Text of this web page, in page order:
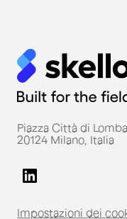
Piazza Città di
20124 Milano, Italia
Impostazioni dei